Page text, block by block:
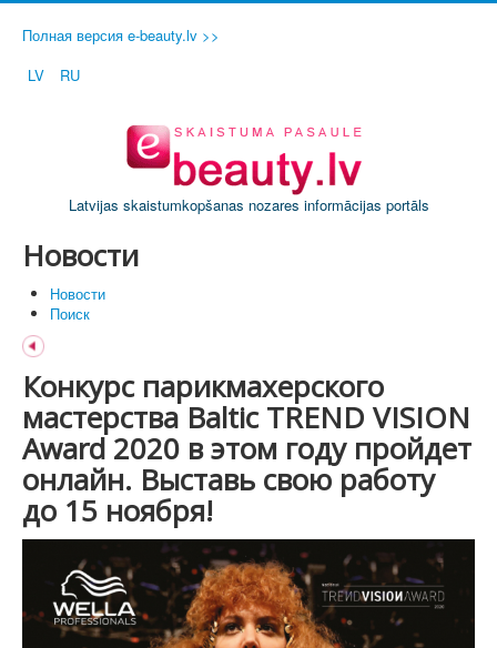
Полная версия e-beauty.lv >>
LV
RU
Latvijas skaistumkopšanas nozares informācijas portāls
Новости
Новости
Поиск
Конкурс парикмахерского
мастерства Baltic TREND VISION
Award 2020 в этом году пройдет
онлайн. Выставь свою работу
до 15 ноября!